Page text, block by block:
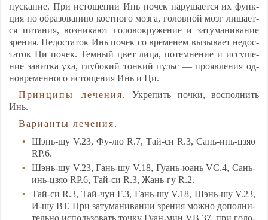
пус­ка­ние. При ис­то­ще­нии Инь по­чек на­ру­ша­ет­ся их функ­
ция по об­ра­зо­ва­нию кост­но­го моз­га, го­лов­ной мозг ли­ша­ет­
ся пи­та­ния, воз­ни­ка­ют го­ло­вок­ру­же­ние и за­ту­ма­ни­ва­ние
зре­ния. Не­дос­та­ток Инь по­чек со вре­ме­нем вы­зы­ва­ет не­дос­
та­ток Ци по­чек. Тем­ный цвет ли­ца, по­тем­не­ние и ис­су­ше­
ние за­вит­ка уха, глу­бо­кий тон­кий пульс — про­яв­ле­ния од­
нов­ре­мен­но­го ис­то­ще­ния Инь и Ци.
Прин­ци­пы ле­че­ния.
Ук­ре­пить поч­ки, вос­пол­нить
Инь.
Ва­ри­ан­ты ле­че­ния.
Шэнь-шу V.23, Фу-лю R.7, Тай-си R.3, Сань-инь-цзяо
RP.6.
Шэнь-шу V.23, Гань-шу V.18, Гу­ань-юань VC.4, Сань-
инь-цзяо RP.6, Тай-си R.3, Жань-гу R.2.
Тай-си R.3, Тай-чун F.3, Гань-шу V.18, Шэнь-шу V.23,
И-шу ВТ. При за­ту­ма­ни­ва­нии зре­ния мож­но до­пол­ни­
тель­но ис­поль­зо­вать точ­ку Гу­ан-мин VB.37, при го­ло­